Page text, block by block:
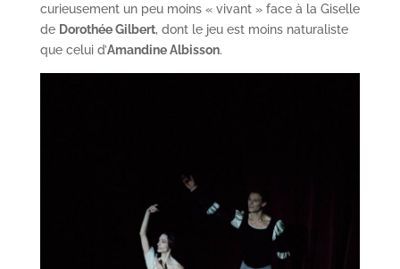
curieusement un peu moins « vivant » face à la Giselle
de Dorothée Gilbert, dont le jeu est moins naturaliste
que celui d’Amandine Albisson.